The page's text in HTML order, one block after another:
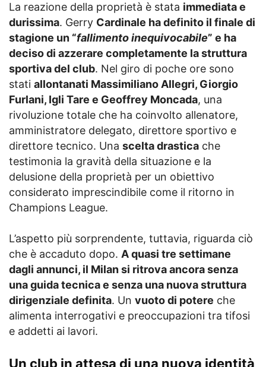
La reazione della proprietà è stata immediata e
durissima. Gerry Cardinale ha definito il finale di
stagione un “fallimento inequivocabile” e ha
deciso di azzerare completamente la struttura
sportiva del club. Nel giro di poche ore sono
stati allontanati Massimiliano Allegri, Giorgio
Furlani, Igli Tare e Geoffrey Moncada, una
rivoluzione totale che ha coinvolto allenatore,
amministratore delegato, direttore sportivo e
direttore tecnico. Una scelta drastica che
testimonia la gravità della situazione e la
delusione della proprietà per un obiettivo
considerato imprescindibile come il ritorno in
Champions League.
L’aspetto più sorprendente, tuttavia, riguarda ciò
che è accaduto dopo. A quasi tre settimane
dagli annunci, il Milan si ritrova ancora senza
una guida tecnica e senza una nuova struttura
dirigenziale definita. Un vuoto di potere che
alimenta interrogativi e preoccupazioni tra tifosi
e addetti ai lavori.
Un club in attesa di una nuova identità